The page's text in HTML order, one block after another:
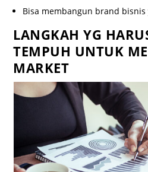
Bisa membangun brand
LANGKAH YG
TEMPUH UNTUK
MARKET